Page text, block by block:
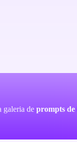
galeria de prompts de